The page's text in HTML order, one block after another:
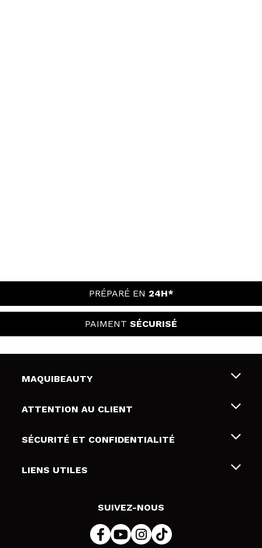
PRÉPARÉ EN 24H*
PAIMENT SÉCURISÉ
MAQUIBEAUTY
Qui sommes nous
Cartes-cadeaux
ATTENTION AU CLIENT
Livraison & retour
Modes de paiement
SÉCURITÉ ET CONFIDENTIALITÉ
Conditions et confidentialité
LIENS UTILES
SUIVEZ-NOUS